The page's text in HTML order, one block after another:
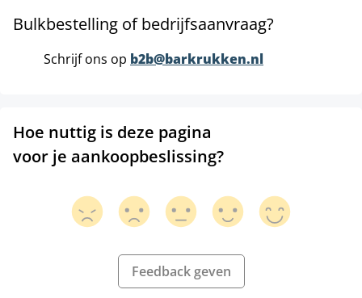
Bulkbestelling of bedrijfsaanvraag?
Schrijf ons op b2b@barkrukken.nl
Hoe nuttig is deze pagina
voor je aankoopbeslissing?
Feedback geven